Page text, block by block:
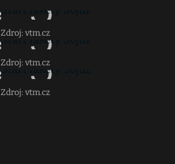
Zdroj: vtm.cz
Zdroj: vtm.cz
Zdroj: vtm.cz